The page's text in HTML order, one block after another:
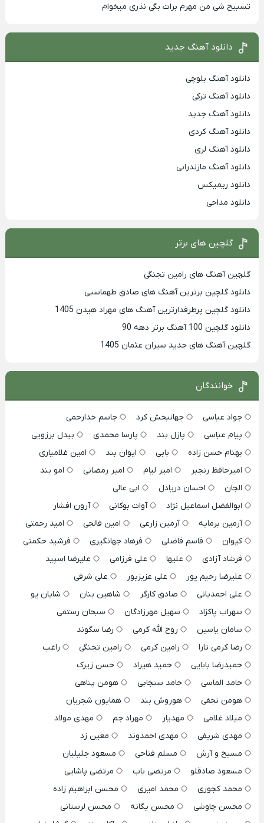
تسبیح شی من مهرم برات بگی نذری میخوام
دانلود آهنگ جدید
دانلود آهنگ بلوچی
دانلود آهنگ ترکی
دانلود آهنگ جدید
دانلود آهنگ کردی
دانلود آهنگ لری
دانلود آهنگ مازندرانی
دانلود ریمیکس
دانلود مداحی
گلچین های برتر
گلچین آهنگ های رامین تجنگی
دانلود گلچین برترین آهنگ های صادق طهماسبی
دانلود گلچین پرطرفدارترین آهنگ های مهراد هیدن 1405
دانلود گلچین 100 آهنگ برتر دهه 90
گلچین آهنگ های جدید سیران عثمان 1405
خوانندگان
جواد عباسی جهانبخش کرد
جاسم خدارحمی
پیام عباسی
پازل بند پارسا محمدی
بیدل برزویی
بهنام حسن زاده
بابی ایوان بند
امین غلامیاری
امیرحافظ رنجبر
امیر لیام امیر رمضانی
امو بند
الجان
احسان دریادل
ابی عالی
ابوالفضل اسماعیل نژاد
آوات بوکانی
آرون افشار
آرمین برمایه
آرمین زارعی امین فالجی
امید رحمتی
کیوان
قاسم فاضلی فرهاد جهانگیری
فرشید حکمتی
فرشاد آزادی
علیها علی فرزامی
علیرضا اسپید
علیرضا رحیم پور
علی عزیزپور
علی شرفی
علی احمدیانی
صادق کارگر شاهین بنان
شایان یو
سهراب پاکزاد
سهیل مهرزادگان
سبحان رستمی
سامان یاسین
روح الله کرمی
رضا سگوند
رضا کرمی تارا
رامین کرمی رامین تجنگی
راغب
حمیدرضا بابایی
حمید هیراد
حسن زیرک
حامد الماسی
حامد سنجابی
هومن پناهی
هومن نجفی
هوروش بند
همایون شجریان
میلاد غلامی
مهدیار مهراد جم
مهدی مولاد
مهدی شریفی
مهدی احمدوند
معین زد
مسیح و آرش
مسلم فتاحی
مسعود جلیلیان
مسعود صادقلو
مرتضی باب
مرتضی پاشایی
محمد کجوری
محمد امیری
محسن ابراهیم زاده
محسن چاوشی
محسن یگانه
محسن لرستانی